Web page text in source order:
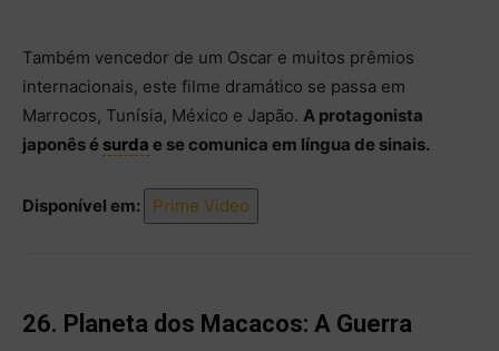
Também vencedor de um Oscar e muitos prêmios
internacionais, este filme dramático se passa em
Marrocos, Tunísia, México e Japão. A protagonista
japonês é surda e se comunica em língua de sinais.
Disponível em: Prime Video
26. Planeta dos Macacos: A Guerra